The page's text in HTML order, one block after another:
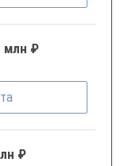
млн ₽
₽